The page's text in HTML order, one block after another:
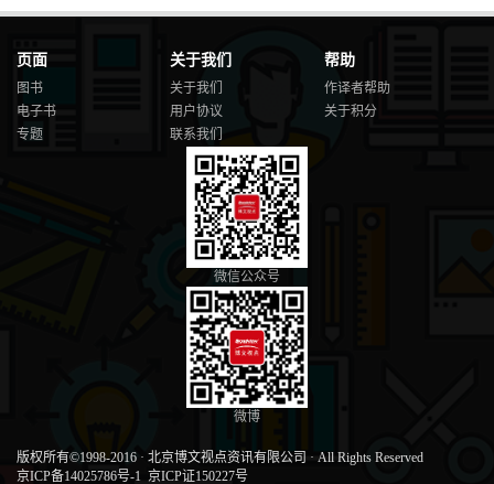
页面
图书
电子书
专题
关于我们
关于我们
用户协议
联系我们
帮助
作译者帮助
关于积分
微信公众号
微博
版权所有©1998-2016 · 北京博文视点资讯有限公司 · All Rights Reserved
京ICP备14025786号-1 京ICP证150227号